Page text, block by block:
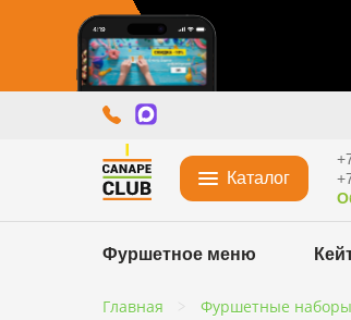
Каталог
Фуршетное меню
Главная Фуршетные наборы